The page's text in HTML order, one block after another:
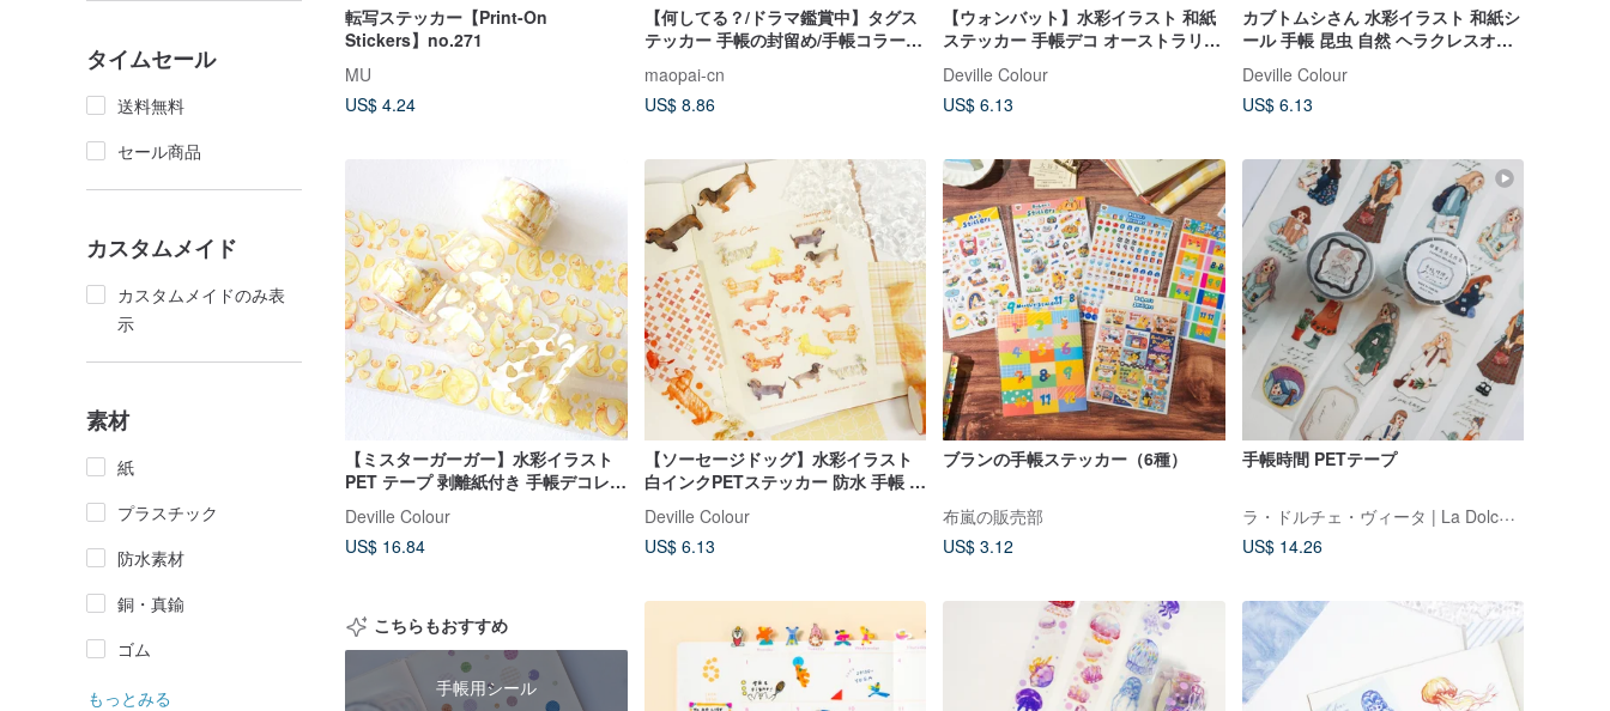
タイムセール
送料無料
セール商品
カスタムメイド
カスタムメイドのみ表
示
素材
紙
プラスチック
防水素材
銅・真鍮
ゴム
もっとみる
転写ステッカー【Print-On
Stickers】no.271
MU
US$ 4.24
【何してる？/ドラマ鑑賞中】タグス
テッカー 手帳の封留め/手帳コラージ
maopai-cn
US$ 8.86
【ウォンバット】水彩イラスト 和紙
ステッカー 手帳デコ オーストラリア
の生き物
Deville Colour
US$ 6.13
カブトムシさん 水彩イラスト 和紙シ
ール 手帳 昆虫 自然 ヘラクレスオオ
カブト オオカブトムシ
Deville Colour
US$ 6.13
【ミスターガーガー】水彩イラスト
PET テープ 剥離紙付き 手帳デコレー
ション 小さなガチョウ 小さなアヒル
愛
Deville Colour
US$ 16.84
【ソーセージドッグ】水彩イラスト
白インクPETステッカー 防水 手帳 か
わいい ダックスフンド 犬 わんこ
Deville Colour
US$ 6.13
ブランの手帳ステッカー（6種）
布嵐の販売部
US$ 3.12
手帳時間 PETテープ
ラ・ドルチェ・ヴィータ | La Dolce Vita
US$ 14.26
こちらもおすすめ
手帳用シール